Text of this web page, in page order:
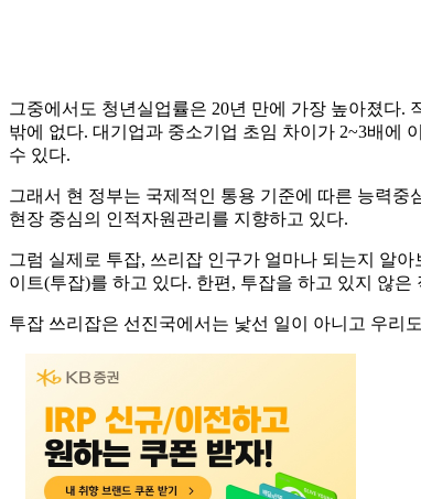
그중에서도 청년실업률은 20년 만에 가장 높아졌다.
밖에 없다. 대기업과 중소기업 초임 차이가 2~3배에
수 있다.
그래서 현 정부는 국제적인 통용 기준에 따른 능력
현장 중심의 인적자원관리를 지향하고 있다.
그럼 실제로 투잡, 쓰리잡 인구가 얼마나 되는지 알
이트(투잡)를 하고 있다. 한편, 투잡을 하고 있지 않
투잡 쓰리잡은 선진국에서는 낯선 일이 아니고 우리